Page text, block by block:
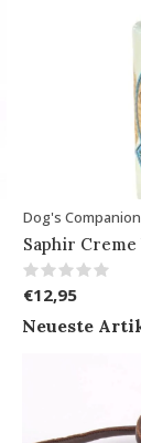
Dog's
Saphir
€12,95
Neueste